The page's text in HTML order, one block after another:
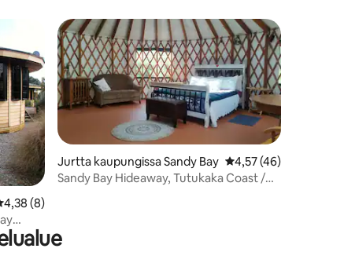
arvio 4,38/5, 8 arvostelua
4,38 (8)
Jurtta kaupungissa Sandy Bay Keskimääräinen
4,57 (46)
Sandy Bay Hideaway, Tutukaka Coast /